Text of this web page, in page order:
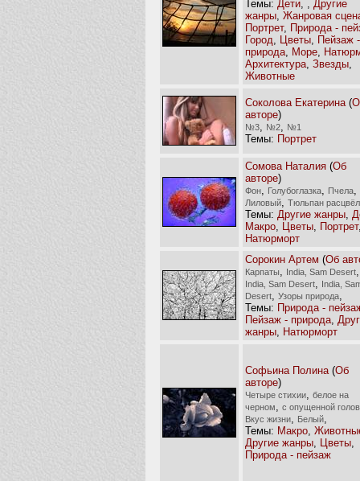
Темы: Дети
Другие
жанры Жанровая
Портрет, Природа -
Город
Цветы
Пейзаж -
природа
Море
Архитектура Звезды
Животные
Соколова Екатерина (
авторе)
№3 №2 №1
Темы: Портрет
Сомова Наталия (Об
авторе)
Фон Голубоглазка Пчела
Лиловый Тюльпан расцвёл
Темы: Другие жанры
Макро
Цветы Портрет
Натюрморт
Сорокин Артем (Об
Карпаты India, Sam Desert
India, Sam Desert
India,
Desert
Узоры природа
Темы: Природа -
Пейзаж - природа
жанры
Натюрморт
Софьина Полина (Об
авторе)
Четыре стихии
белое на
черном
с опущенной
Вкус жизни
Белый
Темы: Макро
Другие жанры
Цветы
Природа - пейзаж